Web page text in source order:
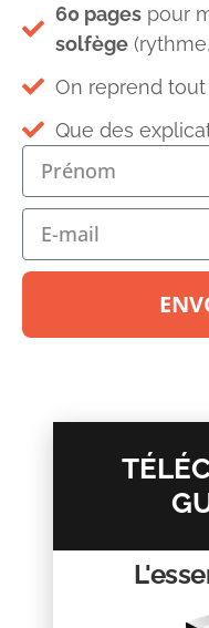
Laisser un
Votre adresse e-mail
obligatoires sont
Commentaire*
60 pages pour
solfège
On reprend tout
Que des